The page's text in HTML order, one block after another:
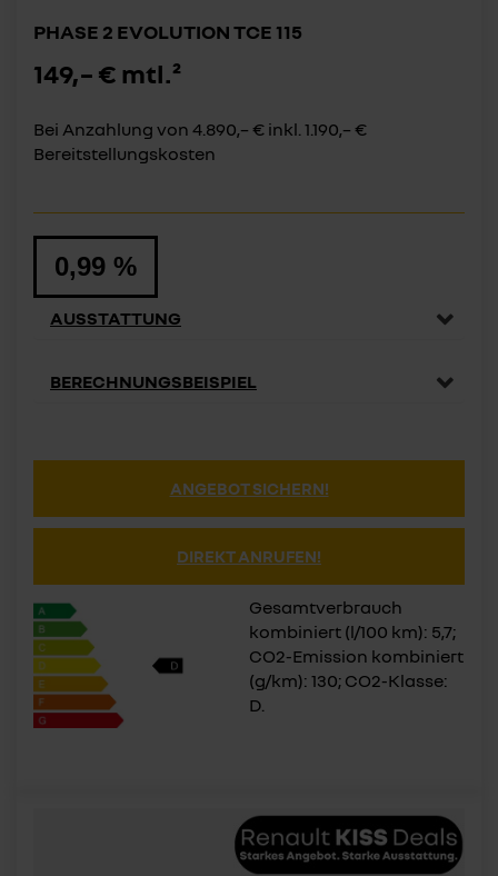
PHASE 2 EVOLUTION TCE 115
149,– € mtl.²
Bei Anzahlung von 4.890,– € inkl. 1.190,– €
Bereitstellungskosten
0,99 %
AUSSTATTUNG
BERECHNUNGSBEISPIEL
ANGEBOT SICHERN!
DIREKT ANRUFEN!
Gesamtverbrauch
kombiniert (l/100 km): 5,7;
CO2-Emission kombiniert
(g/km): 130; CO2-Klasse:
D.